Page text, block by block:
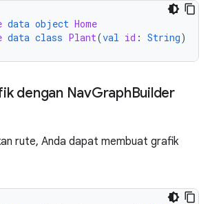
data object Home
data class Plant(val id : String)
dengan NavGraphBuilder
rute, Anda dapat membuat grafik